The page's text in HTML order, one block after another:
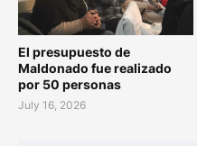
El presupuesto de
Maldonado fue realizado
por 50 personas
July 16, 2026